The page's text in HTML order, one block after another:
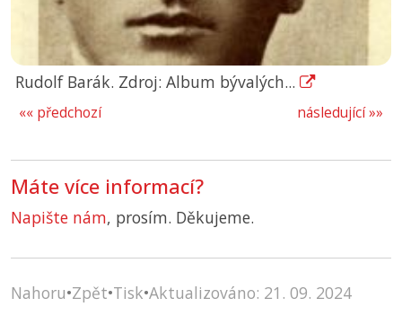
Rudolf Barák. Zdroj: Album bývalých...
následující »»
«« předchozí
Máte více informací?
Napište nám, prosím. Děkujeme.
Nahoru•Zpět•Tisk•Aktualizováno: 21. 09. 2024